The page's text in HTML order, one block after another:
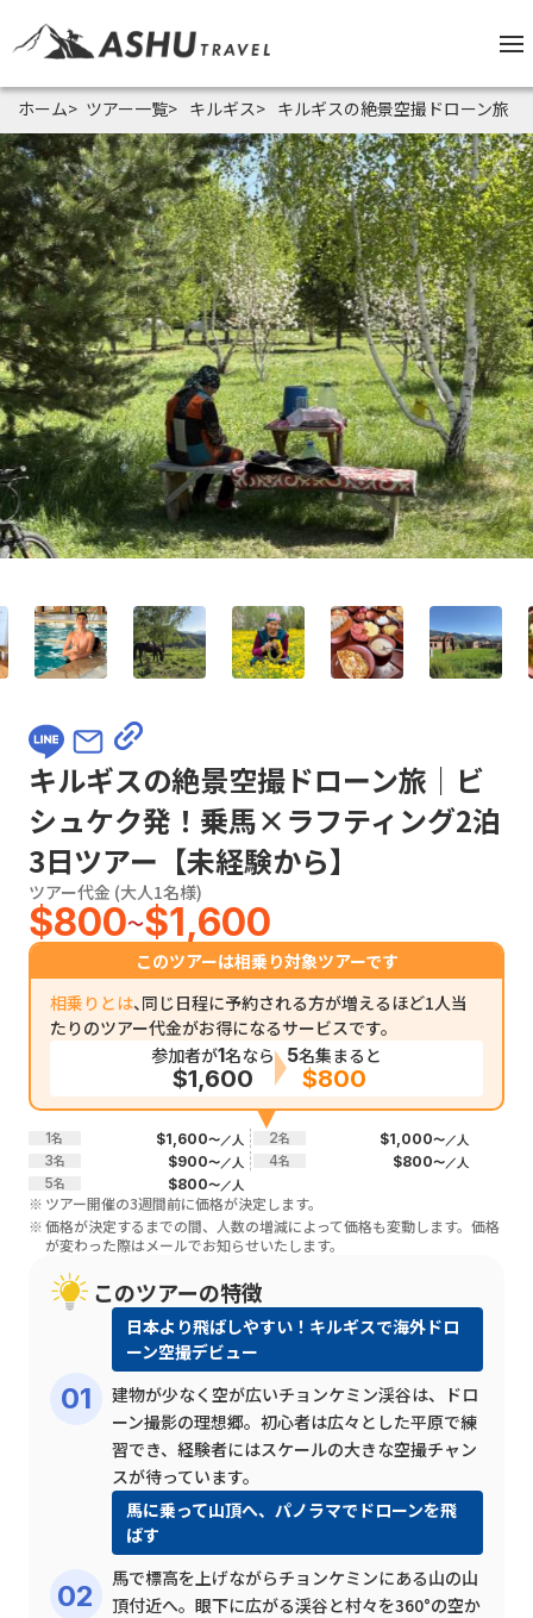
ホーム ツアー一覧 キルギス キルギスの絶景空撮ドローン旅
キルギスの絶景空撮ドローン旅｜ビ
シュケク発！乗馬×ラフティング2泊
3日ツアー【未経験から】
このツアーの特徴
日本より飛ばしやすい！キルギスで海外ドロ
ーン空撮デビュー
建物が少なく空が広いチョンケミン渓谷は、ドロ
ーン撮影の理想郷。初心者は広々とした平原で練
習でき、経験者にはスケールの大きな空撮チャン
スが待っています。
馬に乗って山頂へ、パノラマでドローンを飛
ばす
馬で標高を上げながらチョンケミンにある山の山
頂付近へ。眼下に広がる渓谷と村々を360°の空か
ツアー代金 (大人1名様)
$800〜$1,600
このツアーは相乗り対象ツアーです
相乗りとは、同じ日程に予約される方が増えるほど1人当
たりのツアー代金がお得になるサービスです。
参加者が1名なら
$1,600
5名集まると
$800
1名 $1,600〜／人 2名 $1,000〜／人
3名 $900〜／人 4名 $800〜／人
5名 $800〜／人
ツアー開催の3週間前に価格が決定します。
価格が決定するまでの間、人数の増減によって価格も変動します。価格
が変わった際はメールでお知らせいたします。